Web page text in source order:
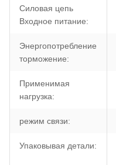
Силовая цепь
Входное питание:
Энергопотребление
торможение:
Применимая
нагрузка:
режим связи:
Упаковывая детали: